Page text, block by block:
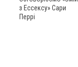
з Ессексу» Сари
Перрі